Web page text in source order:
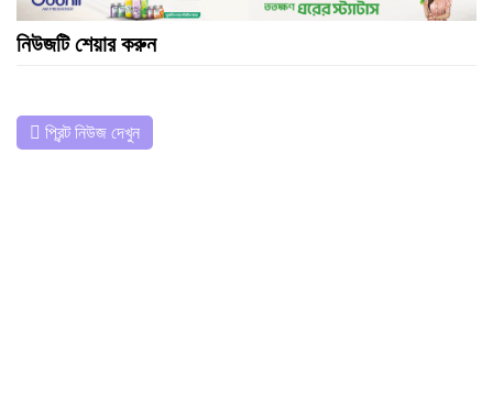
নিউজটি শেয়ার করুন
প্রিন্ট নিউজ দেখুন